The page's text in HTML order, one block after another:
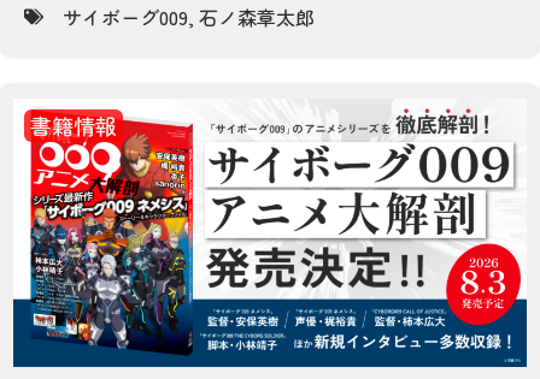
サイボーグ009, 石ノ森章太郎
書籍情報